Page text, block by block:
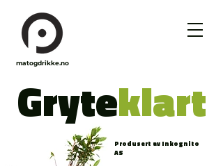
matogdrikke.no
Gryteklart
Produsert av Inkognito
AS